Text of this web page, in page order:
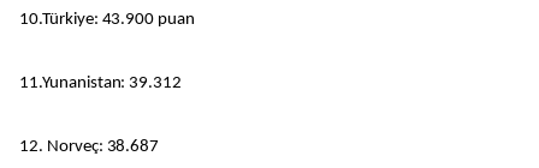
10.Türkiye: 43.900 puan
11.Yunanistan: 39.312
12. Norveç: 38.687